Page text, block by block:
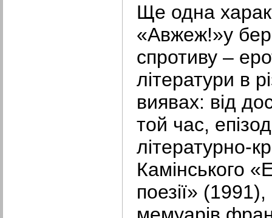
Ще одна
«Авжеж!»у
спротиву –
літератури в
виявах: від
той час,
літературно-
Камінського
поезії»